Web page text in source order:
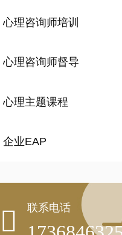
心理咨询师培训
心理咨询师督导
心理主题课程
企业EAP
 联系电话